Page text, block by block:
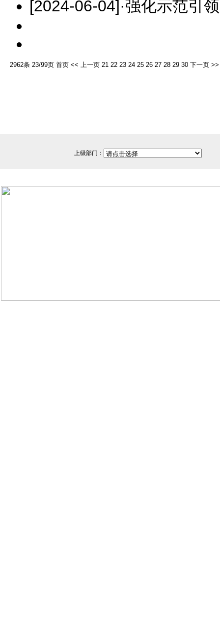
[2024-06-04] ·强化示范引
2962条 23/99页 首页 << 上一页 21 22 23 24 25 26 27 28 29 30 下一页 >>
上级部门：